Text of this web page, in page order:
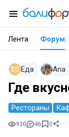
Лента Форум
Еда Ana
Где
Рестораны
930 46 0